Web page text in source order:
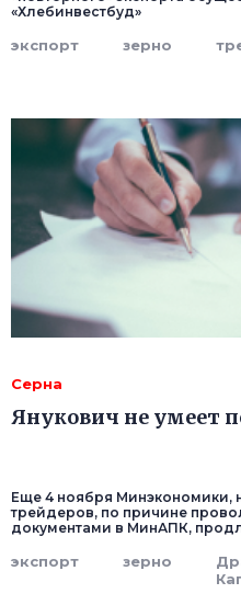
«Хлебинвестбуд»
экспорт зерно
Серна
Янукович не умеет
Еще 4 ноября Минэкономики,
трейдеров, по причине
документами в МинАПК,
экспорт зерно